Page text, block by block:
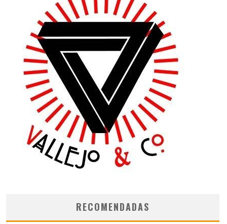
RECOMENDADAS